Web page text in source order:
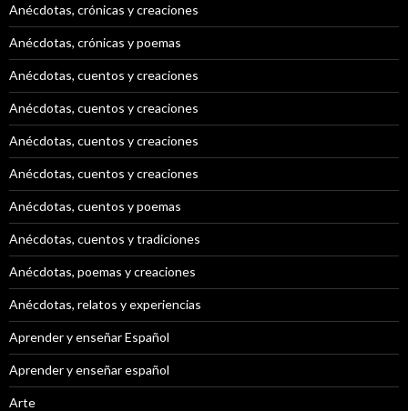
Anécdotas, crónicas y creaciones
Anécdotas, crónicas y poemas
Anécdotas, cuentos y creaciones
Anécdotas, cuentos y creaciones
Anécdotas, cuentos y creaciones
Anécdotas, cuentos y creaciones
Anécdotas, cuentos y poemas
Anécdotas, cuentos y tradiciones
Anécdotas, poemas y creaciones
Anécdotas, relatos y experiencias
Aprender y enseñar Español
Aprender y enseñar español
Arte